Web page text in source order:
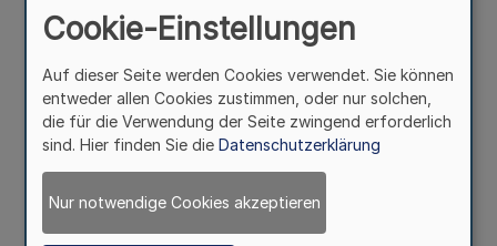
Öffentliche Empfehlung zur allgemeinen
Schutzimpfung gegen Influenza
RdErl. d. Ministeriums für Arbeit, Gesundheit und Soziales
v. 13.10.2005 - III 4 - 203.5 -
werden hiermit alle Impfungen mit zugelassenem
Impfstoff gegen Influenzaerkrankungen im Herbst mit
Cookie-Einstellungen
Auf dieser Seite werden Cookies verwendet. Sie können
entweder allen Cookies zustimmen, oder nur solchen,
die für die Verwendung der Seite zwingend erforderlich
sind. Hier finden Sie die Datenschutzerklärung
Nur notwendige Cookies akzeptieren